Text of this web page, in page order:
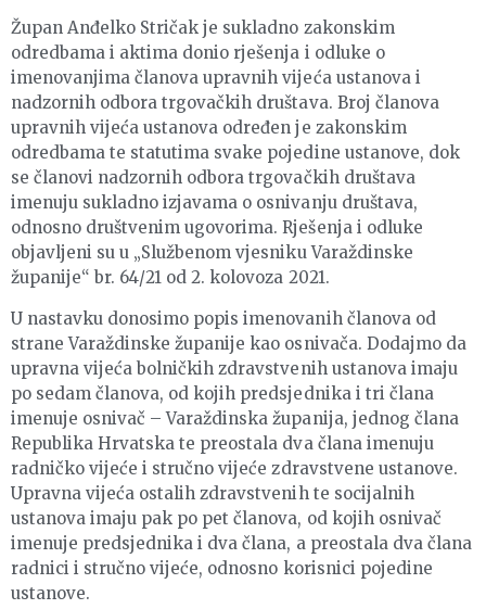
Župan Anđelko Stričak je sukladno zakonskim
odredbama i aktima donio rješenja i odluke o
imenovanjima članova upravnih vijeća ustanova i
nadzornih odbora trgovačkih društava. Broj članova
upravnih vijeća ustanova određen je zakonskim
odredbama te statutima svake pojedine ustanove, dok
se članovi nadzornih odbora trgovačkih društava
imenuju sukladno izjavama o osnivanju društava,
odnosno društvenim ugovorima. Rješenja i odluke
objavljeni su u „Službenom vjesniku Varaždinske
županije“ br. 64/21 od 2. kolovoza 2021.
U nastavku donosimo popis imenovanih članova od
strane Varaždinske županije kao osnivača. Dodajmo da
upravna vijeća bolničkih zdravstvenih ustanova imaju
po sedam članova, od kojih predsjednika i tri člana
imenuje osnivač – Varaždinska županija, jednog člana
Republika Hrvatska te preostala dva člana imenuju
radničko vijeće i stručno vijeće zdravstvene ustanove.
Upravna vijeća ostalih zdravstvenih te socijalnih
ustanova imaju pak po pet članova, od kojih osnivač
imenuje predsjednika i dva člana, a preostala dva člana
radnici i stručno vijeće, odnosno korisnici pojedine
ustanove.